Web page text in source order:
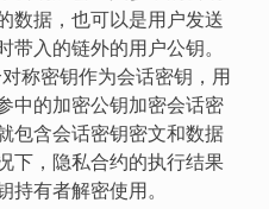
数据，也可以是用户发送
带入的链外的用户公钥。
称密钥作为会话密钥，用
中的加密公钥加密会话密
包含会话密钥密文和数据
下，隐私合约的执行结果
持有者解密使用。